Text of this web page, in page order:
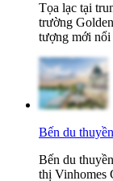
Tọa lạc tại
trường
tượng mới nổi
Bến du
Bến du
thị Vinhomes